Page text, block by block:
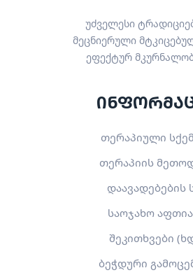
უძველესი
მეცნიერული
ეფექტურ
თერაპიული
თერაპიის
დაავადებების
საოჯახო
შეკითხვები
ბეჭდური